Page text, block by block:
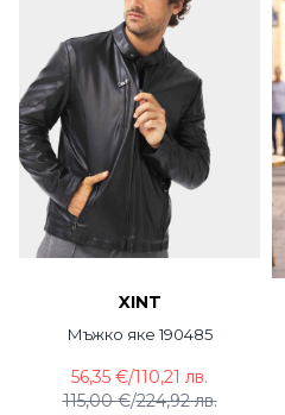
XINT
Мъжко яке 190485
115,00 €/224,92 лв.
56,35 €/110,21 лв.